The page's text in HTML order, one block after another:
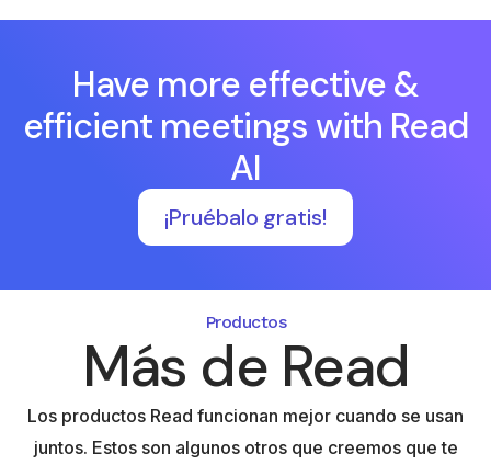
Have more effective &
efficient meetings with Read
AI
¡Pruébalo gratis!
Productos
Más de Read
Los productos Read funcionan mejor cuando se usan
juntos. Estos son algunos otros que creemos que te